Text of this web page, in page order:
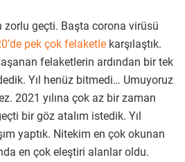
zorlu geçti. Başta corona virüsü
pek çok felaketle karşılaştık.
felaketlerin ardından bir tek
Yıl henüz bitmedi… Umuyoruz
2021 yılına çok az bir zaman
bir göz atalım istedik. Yıl
yaptık. Nitekim en çok okunan
en çok eleştiri alanlar oldu.